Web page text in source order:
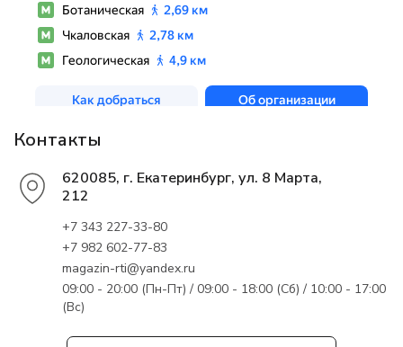
Контакты
620085, г. Екатеринбург, ул. 8 Марта,
212
+7 343 227-33-80
+7 982 602-77-83
magazin-rti@yandex.ru
09:00 - 20:00 (Пн-Пт) / 09:00 - 18:00 (Сб) / 10:00 - 17:00
(Вс)